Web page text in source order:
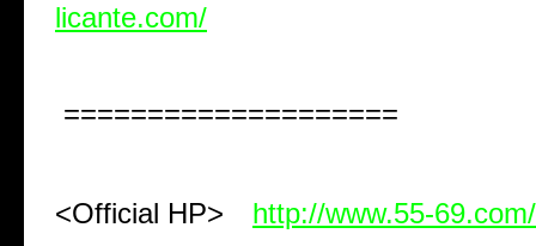
licante.com/
====================
<Official HP>
http://www.55-69.com/